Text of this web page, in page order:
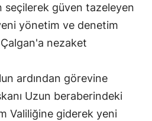
Gümüşhane
Hatay
Isparta
seçilerek güven tazeleyen
yönetim ve denetim
nezaket
ardından görevine
Uzun beraberindeki
Valiliğine giderek yeni